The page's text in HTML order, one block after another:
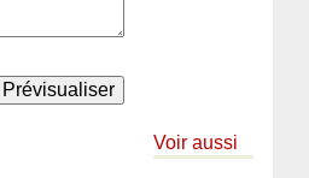
Voir aussi